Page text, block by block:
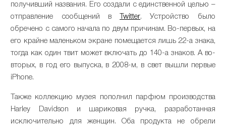
получивший названия. Его создали с единственной целью –
отправление сообщений в
Twitter. Устройство было
обречено с самого начала по двум причинам. Во-первых, на
его крайне маленьком экране помещается лишь 22-а знака,
тогда как один твит может включать до 140-а знаков. А во-
вторых, в год его выпуска, в 2008-м, в свет вышли первые
iPhone.
Также коллекцию музея пополнил парфюм производства
Harley Davidson и шариковая ручка, разработанная
исключительно для женщин. Оба продукта не обрели